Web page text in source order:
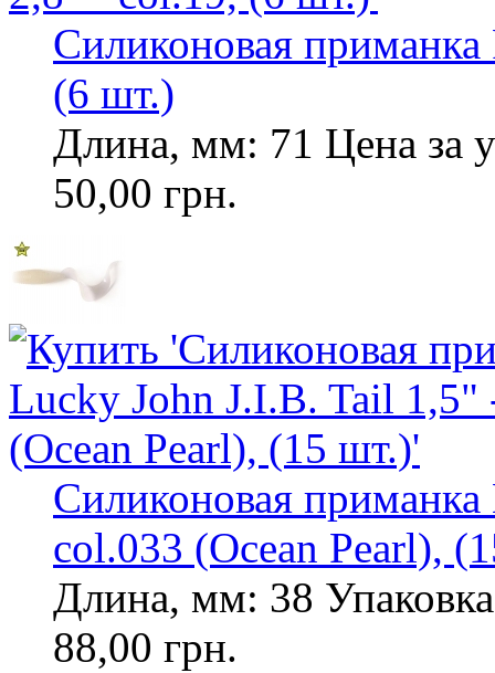
Силиконовая
(6 шт.)
Длина, мм: 71 Цена за
50,00 грн.
Силиконовая
col.033 (Ocean Pearl),
Длина, мм: 38
88,00 грн.